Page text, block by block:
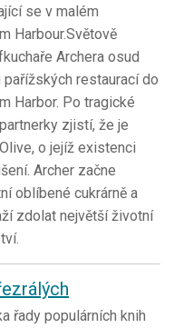
se v malém
Harbour.Světově
Archera osud
restaurací do
Harbor. Po tragické
zjistí, že je
o jejíž existenci
Archer začne
oblíbené cukrárně a
zdolat největší životní
řady populárních knih